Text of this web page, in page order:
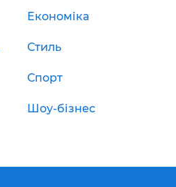
Економіка
Стиль
Спорт
Шоу-бізнес